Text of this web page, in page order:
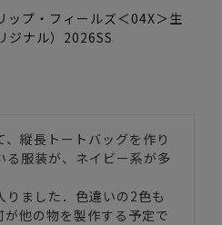
ップ・フィールズ＜04X＞生
ジナル）2026SS
縦長トートバッグを作り
る服装が、ネイビー系が多
りました．色違いの2色も
が他の物を製作する予定で